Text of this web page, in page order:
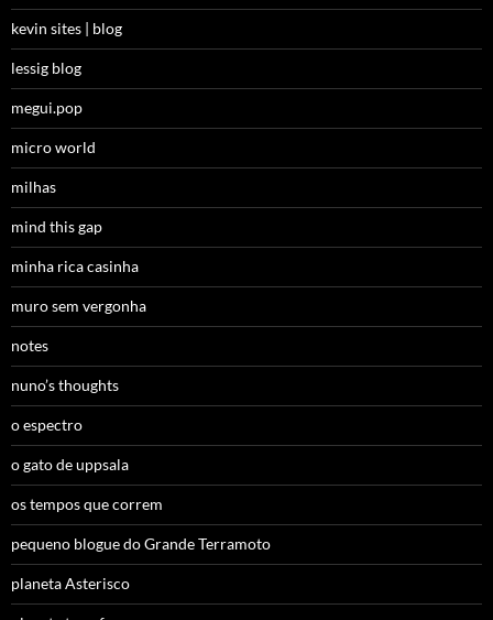
kevin sites | blog
lessig blog
megui.pop
micro world
milhas
mind this gap
minha rica casinha
muro sem vergonha
notes
nuno’s thoughts
o espectro
o gato de uppsala
os tempos que correm
pequeno blogue do Grande Terramoto
planeta Asterisco